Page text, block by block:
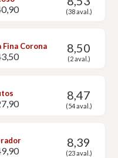
(38 aval.)
Corona 8,50
(2 aval.)
8,47
(54 aval.)
8,39
(23 aval.)